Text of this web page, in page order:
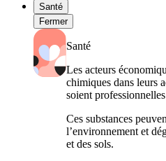
Santé
Fermer
Santé
Les acteurs
chimiques dans leurs
soient
Ces substances
l’environnement et
et des sols.